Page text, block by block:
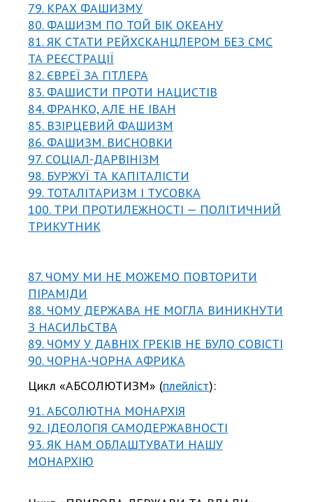
79. КРАХ ФАШИЗМУ
80. ФАШИЗМ ПО ТОЙ БІК ОКЕАНУ
81. ЯК СТАТИ РЕЙХСКАНЦЛЕРОМ БЕЗ СМС
ТА РЕЄСТРАЦІЇ
82. ЄВРЕЇ ЗА ГІТЛЕРА
83. ФАШИСТИ ПРОТИ НАЦИСТІВ
84. ФРАНКО, АЛЕ НЕ ІВАН
85. ВЗІРЦЕВИЙ ФАШИЗМ
86. ФАШИЗМ. ВИСНОВКИ
97. СОЦІАЛ-ДАРВІНІЗМ
98. БУРЖУЇ ТА КАПІТАЛІСТИ
99. ТОТАЛІТАРИЗМ І ТУСОВКА
100. ТРИ ПРОТИЛЕЖНОСТІ — ПОЛІТИЧНИЙ
ТРИКУТНИК
87. ЧОМУ МИ НЕ МОЖЕМО ПОВТОРИТИ
ПІРАМІДИ
88. ЧОМУ ДЕРЖАВА НЕ МОГЛА ВИНИКНУТИ
З НАСИЛЬСТВА
89. ЧОМУ У ДАВНІХ ГРЕКІВ НЕ БУЛО СОВІСТІ
90. ЧОРНА-ЧОРНА АФРИКА
Цикл «АБСОЛЮТИЗМ» (плейліст):
91. АБСОЛЮТНА МОНАРХІЯ
92. ІДЕОЛОГІЯ САМОДЕРЖАВНОСТІ
93. ЯК НАМ ОБЛАШТУВАТИ НАШУ
МОНАРХІЮ